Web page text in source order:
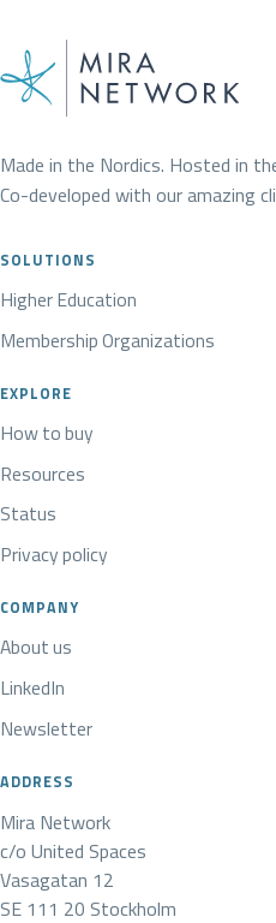
Made in the Nordics. Hosted in
Co-developed with our amazing
SOLUTIONS
Higher Education
Membership Organizations
EXPLORE
How to buy
Resources
Status
Privacy policy
COMPANY
About us
LinkedIn
Newsletter
ADDRESS
Mira Network
c/o United Spaces
Vasagatan 12
SE 111 20 Stockholm